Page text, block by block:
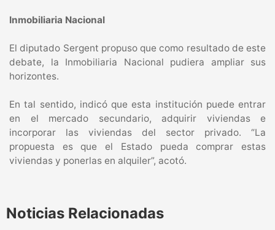
Inmobiliaria Nacional
El diputado Sergent propuso que como resultado de este
debate, la Inmobiliaria Nacional pudiera ampliar sus
horizontes.
En tal sentido, indicó que esta institución puede entrar
en el mercado secundario, adquirir viviendas e
incorporar las viviendas del sector privado. “La
propuesta es que el Estado pueda comprar estas
viviendas y ponerlas en alquiler”, acotó.
Noticias Relacionadas